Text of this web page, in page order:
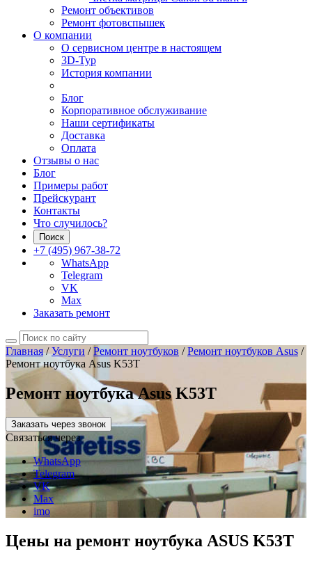
Ремонт объективов
Ремонт фотовспышек
О компании
О сервисном центре в настоящем
3D-Тур
История компании
Блог
Корпоративное обслуживание
Наши сертификаты
Доставка
Оплата
Отзывы о нас
Блог
Примеры работ
Прейскурант
Контакты
Что случилось?
Поиск
+7 (495) 967-38-72
WhatsApp
Telegram
VK
Max
Заказать ремонт
Главная/Услуги /Ремонт ноутбуков /Ремонт ноутбуков Asus /
Ремонт ноутбука Asus K53T
Ремонт ноутбука Asus K53T
Заказать через звонок
Связаться через
WhatsApp
Telegram
VK
Max
imo
Цены на ремонт ноутбука ASUS K53T